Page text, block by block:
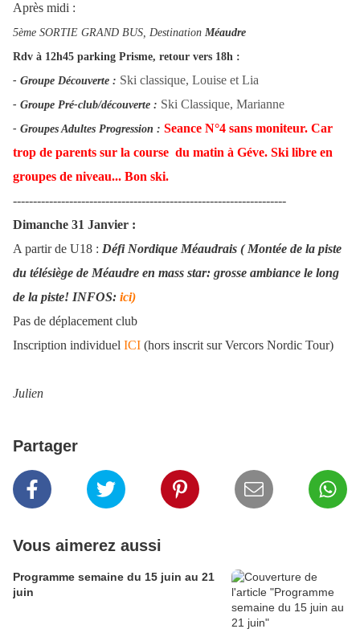
Après midi :
5ème SORTIE GRAND BUS, Destination Méaudre
Rdv à 12h45 parking Prisme, retour vers 18h :
- Groupe Découverte : Ski classique, Louise et Lia
- Groupe Pré-club/découverte : Ski Classique, Marianne
- Groupes Adultes Progression : Seance N°4 sans moniteur. Car
trop de parents sur la course du matin à Géve. Ski libre en
groupes de niveau... Bon ski.
--------------------------------------------------------------------
Dimanche 31 Janvier :
A partir de U18 : Défi Nordique Méaudrais ( Montée de la piste
du télésiège de Méaudre en mass star: grosse ambiance le long
de la piste! INFOS: ici)
Pas de déplacement club
Inscription individuel ICI (hors inscrit sur Vercors Nordic Tour)
Julien
Partager
Vous aimerez aussi
Programme semaine du 15 juin au 21
juin